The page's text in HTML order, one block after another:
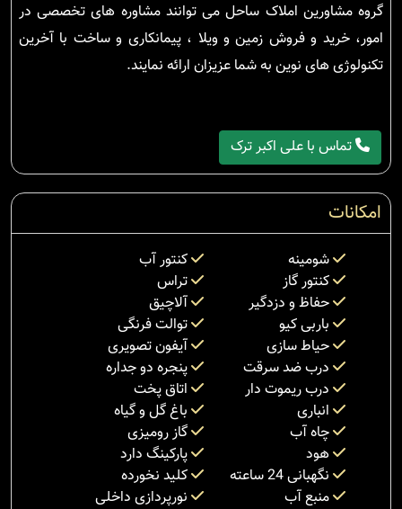
گروه مشاورین املاک ساحل می توانند مشاوره های تخصصی در
امور، خرید و فروش زمین و ویلا ، پیمانکاری و ساخت با آخرین
تکنولوژی های نوین به شما عزیزان ارائه نمایند.
تماس با علی اکبر ترک
امکانات
شومینه
کنتور آب
کنتور گاز
تراس
حفاظ و دزدگیر
آلاچیق
باربی کیو
توالت فرنگی
حیاط سازی
آیفون تصویری
درب ضد سرقت
پنجره دو جداره
درب ریموت دار
اتاق پخت
انباری
باغ گل و گیاه
چاه آب
گاز رومیزی
هود
پارکینگ دارد
نگهبانی 24 ساعته
کلید نخورده
منبع آب
نورپردازی داخلی